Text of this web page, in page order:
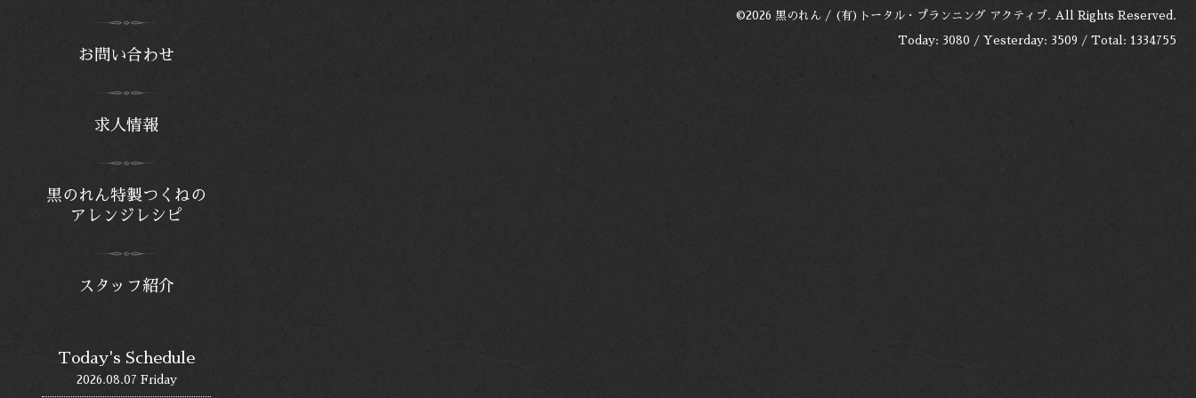
©2026 黒のれん / (有)トータル・プランニング アクティブ. All Rights Reserved.
Today: 3080 / Yesterday: 3509 / Total: 1334755
お問い合わせ
求人情報
黒のれん特製つくねの
アレンジレシピ
スタッフ紹介
Today's Schedule
2026.08.07 Friday